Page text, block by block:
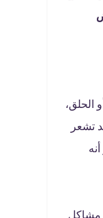
الحلق،
تشعر
مشاكل